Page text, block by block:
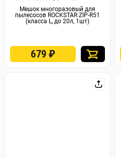
Мешок многоразовый для
пылесосов ROCKSTAR ZIP-R51
(класса L, до 20л, 1шт)
679₽